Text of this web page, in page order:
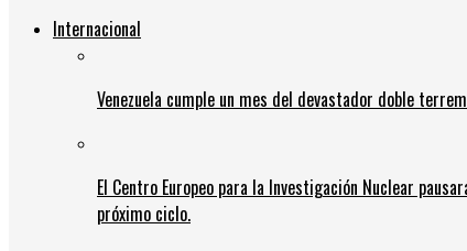
Internacional
Venezuela cumple un mes del devastador doble
El Centro Europeo para la Investigación Nuclear
próximo ciclo.